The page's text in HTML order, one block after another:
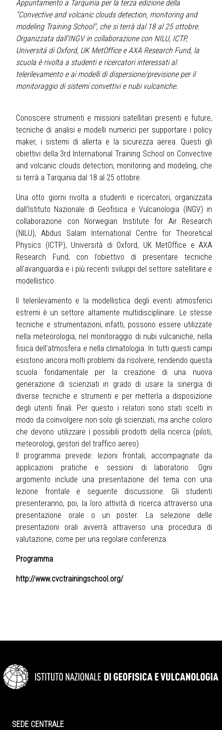
Appuntamento a Tarquinia per la terza edizione della
"Convective and volcanic clouds detection, monitoring and
modeling Training School", che si terrà dal 18 al 25 ottobre.
Organizzata dall’INGV in collaborazione con NILU, ICTP,
Universitá di Oxford, UK MetOffice e AXA Research Fund, la
scuola è rivolta a studenti e ricercatori interessati al
telerilevamento e ai modelli di dispersione/previsione per il
monitoraggio di sistemi convettivi e nubi vulcaniche.
Conoscere strumenti e missioni satellitari presenti e future,
tecniche di analisi e modelli numerici per supportare i policy
maker, i sistemi di allerta e la sicurezza aerea. Questi gli
obiettivi della 3rd International Training School on Convective
and volcanic clouds detection, monitoring and modeling, che
si terrà a Tarquinia dal 18 al 25 ottobre.
Una otto giorni rivolta a studenti e ricercatori, organizzata
dall’Istituto Nazionale di Geofisica e Vulcanologia (INGV) in
collaborazione con Norwegian Institute for Air Research
(NILU), Abdus Salam International Centre for Theoretical
Physics (ICTP), Università di Oxford, UK MetOffice e AXA
Research Fund, con l’obiettivo di presentare tecniche
all’avanguardia e i più recenti sviluppi del settore satellitare e
modellistico.
Il telerilevamento e la modellistica degli eventi atmosferici
estremi è un settore altamente multidisciplinare. Le stesse
tecniche e strumentazioni, infatti, possono essere utilizzate
nella meteorologia, nel monitoraggio di nubi vulcaniche, nella
fisica dell’atmosfera e nella climatologia. In tutti questi campi
esistono ancora molti problemi da risolvere, rendendo questa
scuola fondamentale per la creazione di una nuova
generazione di scienziati in grado di usare la sinergia di
diverse tecniche e strumenti e per metterla a disposizione
degli utenti finali. Per questo i relatori sono stati scelti in
modo da coinvolgere non solo gli scienziati, ma anche coloro
che devono utilizzare i possibili prodotti della ricerca (piloti,
meteorologi, gestori del traffico aereo).
Il programma prevede: lezioni frontali, accompagnate da
applicazioni pratiche e sessioni di laboratorio. Ogni
argomento include una presentazione del tema con una
lezione frontale e seguente discussione. Gli studenti
presenteranno, poi, la loro attività di ricerca attraverso una
presentazione orale o un poster. La selezione delle
presentazioni orali avverrà attraverso una procedura di
valutazione, come per una regolare conferenza.
Programma
http://www.cvctrainingschool.org/
SEDE CENTRALE